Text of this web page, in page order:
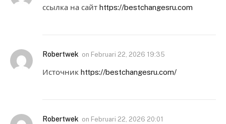
ссылка на сайт https://bestchangesru.com
Robertwek on Februari 22, 2026 19:35
Источник https://bestchangesru.com/
Robertwek on Februari 22, 2026 20:01